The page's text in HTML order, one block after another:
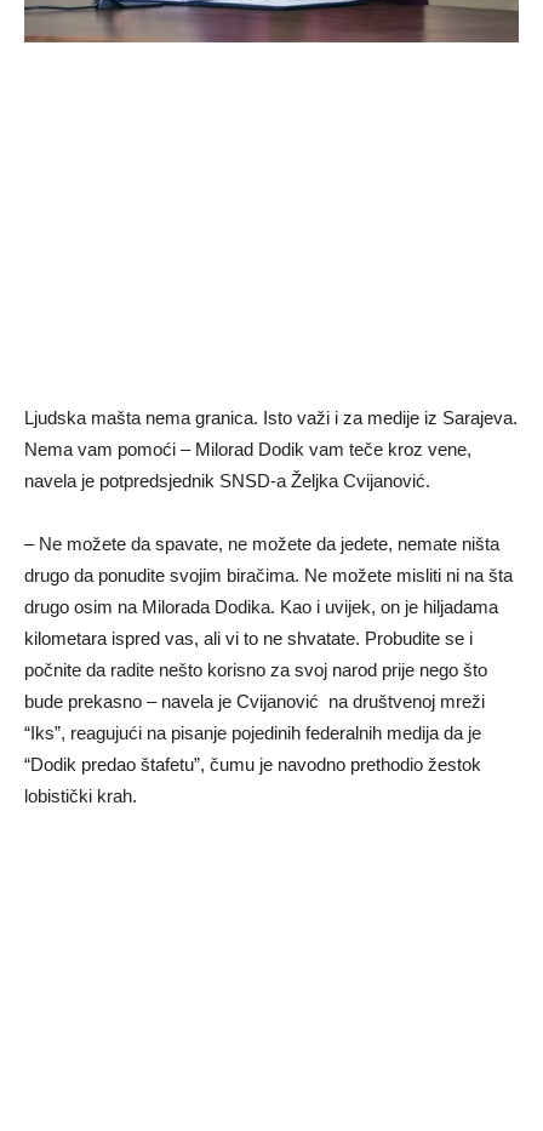
Ljudska mašta nema granica. Isto važi i za medije iz Sarajeva.
Nema vam pomoći – Milorad Dodik vam teče kroz vene,
navela je potpredsjednik SNSD-a Željka Cvijanović.
– Ne možete da spavate, ne možete da jedete, nemate ništa
drugo da ponudite svojim biračima. Ne možete misliti ni na šta
drugo osim na Milorada Dodika. Kao i uvijek, on je hiljadama
kilometara ispred vas, ali vi to ne shvatate. Probudite se i
počnite da radite nešto korisno za svoj narod prije nego što
bude prekasno – navela je Cvijanović na društvenoj mreži
“Iks”, reagujući na pisanje pojedinih federalnih medija da je
“Dodik predao štafetu”, čumu je navodno prethodio žestok
lobistički krah.